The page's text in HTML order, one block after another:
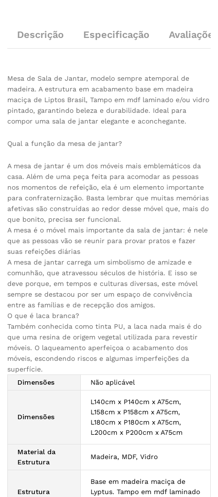
Descrição Especificação
Mesa de Sala de Jantar, modelo sempre atemporal de
madeira. A estrutura em acabamento base em madeira
maciça de Liptos Brasil, Tampo em mdf laminado e/ou vidro
pintado, garantindo beleza e durabilidade. Ideal para
compor uma sala de jantar elegante e aconchegante.
Qual a função da mesa de jantar?
A mesa de jantar é um dos móveis mais emblemáticos da
casa. Além de uma peça feita para acomodar as pessoas
nos momentos de refeição, ela é um elemento importante
para confraternização. Basta lembrar que muitas memórias
afetivas são construídas ao redor desse móvel que, mais do
que bonito, precisa ser funcional.
A mesa é o móvel mais importante da sala de jantar: é nele
que as pessoas vão se reunir para provar pratos e fazer
suas refeições diárias
A mesa de jantar carrega um simbolismo de amizade e
comunhão, que atravessou séculos de história. E isso se
deve porque, em tempos e culturas diversas, este móvel
sempre se destacou por ser um espaço de convivência
entre as famílias e de recepção dos amigos.
O que é laca branca?
Também conhecida como tinta PU, a laca nada mais é do
que uma resina de origem vegetal utilizada para revestir
móveis. O laqueamento aperfeiçoa o acabamento dos
móveis, escondendo riscos e algumas imperfeições da
superfície.
Dimensões
Não aplicável
Dimensões
L140cm x P140cm x A75cm,
L158cm x P158cm x A75cm,
L180cm x P180cm x A75cm,
L200cm x P200cm x A75cm
Material da
Estrutura
Madeira, MDF, Vidro
Estrutura
Base em madeira maciça de
Lyptus. Tampo em mdf laminado